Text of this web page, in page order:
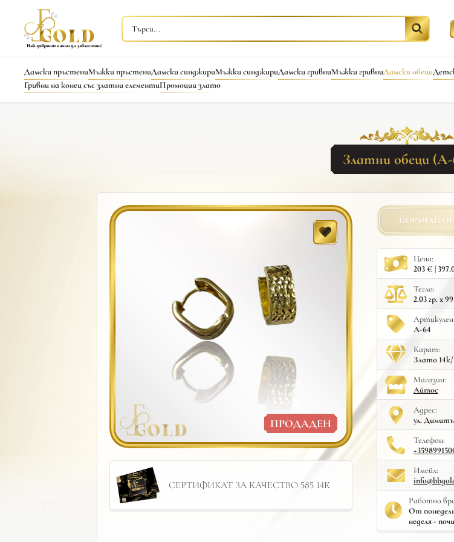
Дамски пръстениМъжки пръстениДамски синджириМъжки синджириДамски гривниМъжки гривниДамски обеци
Гривни на конец със златни елементиПромоции злато
Златни обеци
ПРОДАДЕН
СЕРТИФИКАТ ЗА КАЧЕСТВО 585 14К
ПОРЪЧАЙ
Цена:
203 € |
Тегло:
2.03 гр. x
Артикулен
A-64
Карат:
Злато 14к/
Mагазин:
Айтос
Адрес:
ул.
Телефон:
Имейл:
Работно
От
неделя -